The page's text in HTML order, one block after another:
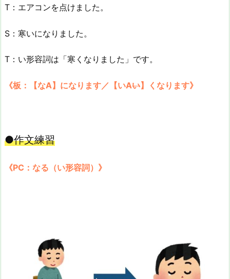
T：エアコンを点けました。
S：寒いになりました。
T：い形容詞は「寒くなりました」です。
《板：【なA】になります／【いAい】くなります》
●作文練習
《PC：なる（い形容詞）》